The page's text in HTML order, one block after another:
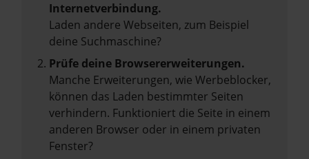
Internetverbindung.
Laden andere Webseiten, zum Beispiel
deine Suchmaschine?
Prüfe deine Browsererweiterungen.
Manche Erweiterungen, wie Werbeblocker,
können das Laden bestimmter Seiten
verhindern. Funktioniert die Seite in einem
anderen Browser oder in einem privaten
Fenster?